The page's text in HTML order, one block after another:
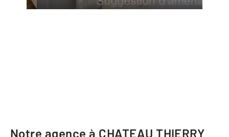
Notre agence à CHATEAU THIERRY